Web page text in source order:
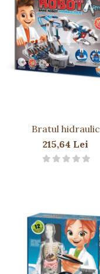
Bratul hidraulic
215,64 Lei